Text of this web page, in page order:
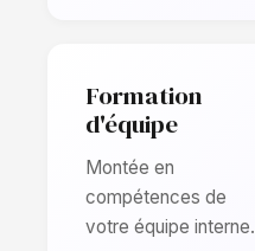
Formation
d'équipe
Montée en
compétences de
votre équipe interne.